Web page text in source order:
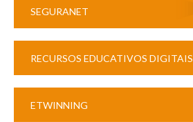
SEGURANET
RECURSOS EDUCATIVOS DIGITAIS
ETWINNING